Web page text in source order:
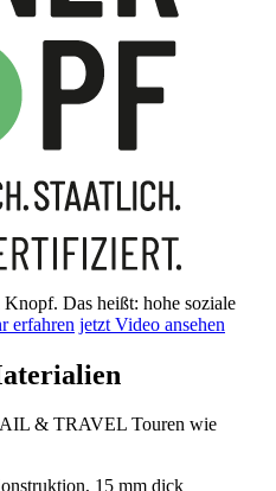
Das heißt: hohe soziale
erfahren jetzt Video ansehen
& TRAVEL Touren wie
15 mm dick